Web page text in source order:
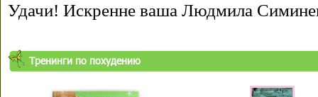
Удачи! Искренне ваша Людмила
Тренинги по похудению